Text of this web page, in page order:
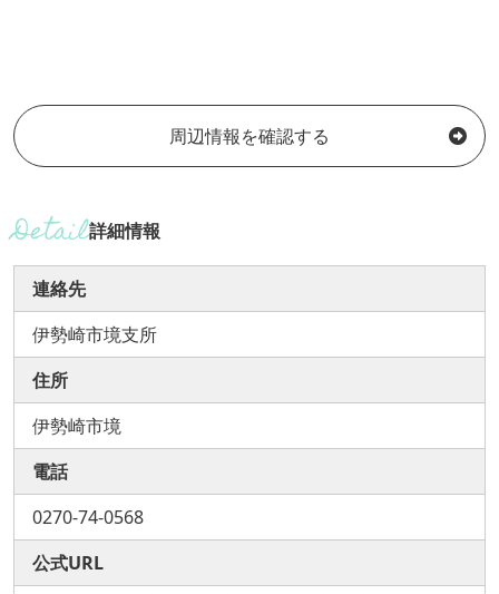
周辺情報を確認する
詳細情報
連絡先
伊勢崎市境支所
住所
伊勢崎市境
電話
0270-74-0568
公式URL